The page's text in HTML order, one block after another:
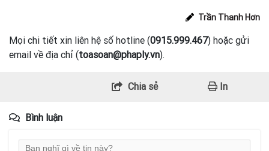
Trần Thanh Hơn
Mọi chi tiết xin liên hệ số hotline (0915.999.467) hoặc gửi
email về địa chỉ (toasoan@phaply.vn).
Chia sẻ In
Bình luận